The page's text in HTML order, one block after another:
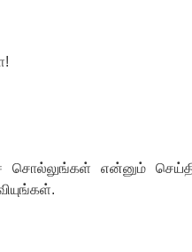
சொல்லுங்கள் என்னும்